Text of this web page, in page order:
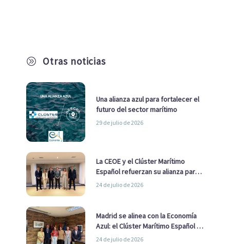
A Otras noticias
Una alianza azul para fortalecer el
futuro del sector marítimo
29 de julio de 2026
La CEOE y el Clúster Marítimo
Español refuerzan su alianza para
impulsar una estrategia Nacional
24 de julio de 2026
Madrid se alinea con la Economía
Azul: el Clúster Marítimo Español y
la Real Liga Naval avanzan alianzas
24 de julio de 2026